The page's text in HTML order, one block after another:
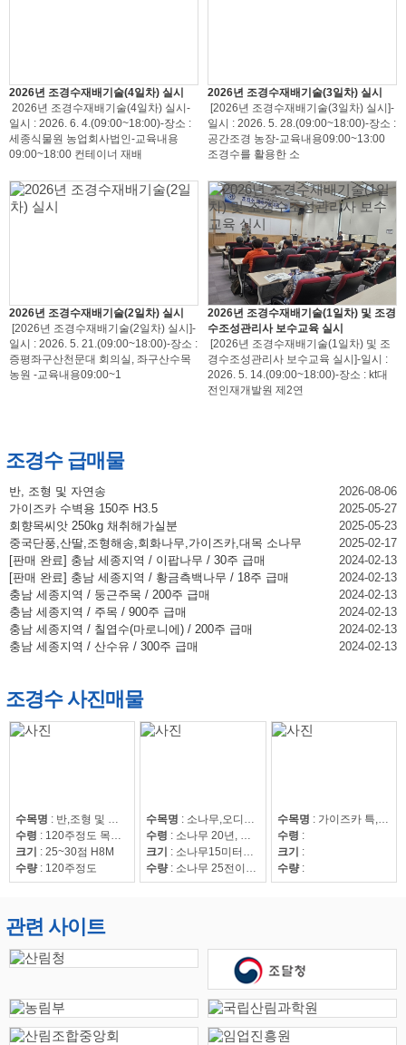
2026년 조경수재배기술(4일차) 실시
2026년 조경수재배기술(4일차) 실시-
일시 : 2026. 6. 4.(09:00~18:00)-장소 :
세종식물원 농업회사법인-교육내용
09:00~18:00 컨테이너 재배
2026년 조경수재배기술(3일차) 실시
[2026년 조경수재배기술(3일차) 실시]-
일시 : 2026. 5. 28.(09:00~18:00)-장소 :
공간조경 농장-교육내용09:00~13:00
조경수를 활용한 소
2026년 조경수재배기술(2일차) 실시
[2026년 조경수재배기술(2일차) 실시]-
일시 : 2026. 5. 21.(09:00~18:00)-장소 :
증평좌구산천문대 회의실, 좌구산수목
농원 -교육내용09:00~1
2026년 조경수재배기술(1일차) 및 조경
수조성관리사 보수교육 실시
[2026년 조경수재배기술(1일차) 및 조
경수조성관리사 보수교육 실시]-일시 :
2026. 5. 14.(09:00~18:00)-장소 : kt대
전인재개발원 제2연
조경수 급매물
반, 조형 및 자연송
2026-08-06
가이즈카 수벽용 150주 H3.5
2025-05-27
회향목씨앗 250kg 채취해가실분
2025-05-23
중국단풍,산딸,조형해송,회화나무,가이즈카,대목 소나무
2025-02-17
[판매 완료] 충남 세종지역 / 이팝나무 / 30주 급매
2024-02-13
[판매 완료] 충남 세종지역 / 황금측백나무 / 18주 급매
2024-02-13
충남 세종지역 / 둥근주목 / 200주 급매
2024-02-13
충남 세종지역 / 주목 / 900주 급매
2024-02-13
충남 세종지역 / 칠엽수(마로니에) / 200주 급매
2024-02-13
충남 세종지역 / 산수유 / 300주 급매
2024-02-13
조경수 사진매물
수목명 : 반,조형 및 자연송
수령 : 120주정도 목대 50만
크기 : 25~30점 H8M
수량 : 120주정도
수목명 : 소나무,오디뽕나무
수령 : 소나무 20년, 오디뽕나무7년
크기 : 소나무15미터이상
수량 : 소나무 25전이상85수, 25전이하220수, 뽕나무 42수
수목명 : 가이즈카 특,회화15~30,조형해송,중국단풍 특 20점,해송8~20,느티나무20~50,회화15~30
수령 :
크기 :
수량 :
관련 사이트